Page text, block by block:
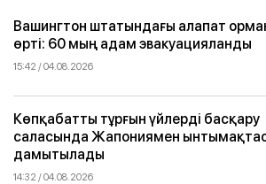
Вашингтон штатындағы алапат
өрті: 60 мың адам эвакуацияланды
15:42 / 04.08.2026
Көпқабатты тұрғын үйлерді басқару
саласында Жапониямен
дамытылады
14:32 / 04.08.2026